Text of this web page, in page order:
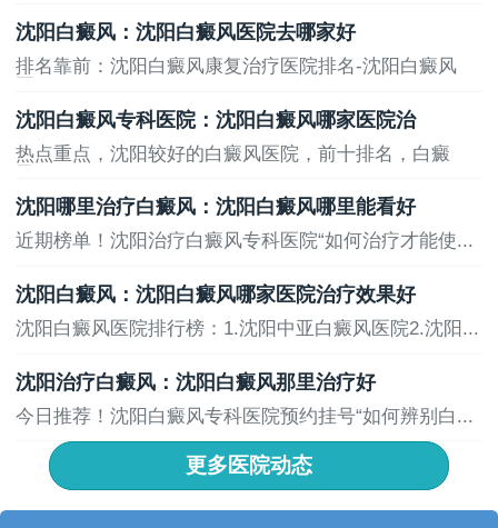
沈阳白癜风：沈阳白癜风医院去哪家好
排名靠前：沈阳白癜风康复治疗医院排名-沈阳白癜风
沈阳白癜风专科医院：沈阳白癜风哪家医院治
热点重点，沈阳较好的白癜风医院，前十排名，白癜
沈阳哪里治疗白癜风：沈阳白癜风哪里能看好
近期榜单！沈阳治疗白癜风专科医院“如何治疗才能使...
沈阳白癜风：沈阳白癜风哪家医院治疗效果好
沈阳白癜风医院排行榜：1.沈阳中亚白癜风医院2.沈阳...
沈阳治疗白癜风：沈阳白癜风那里治疗好
今日推荐！沈阳白癜风专科医院预约挂号“如何辨别白...
更多医院动态